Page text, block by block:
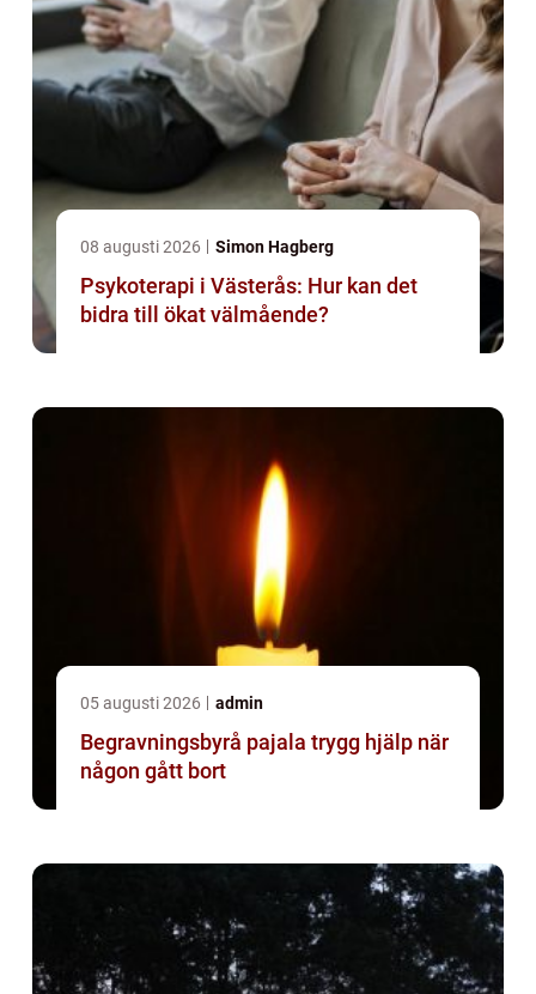
08 augusti 2026 Simon Hagberg
Psykoterapi i Västerås: Hur kan det
bidra till ökat välmående?
05 augusti 2026 admin
Begravningsbyrå pajala trygg hjälp när
någon gått bort